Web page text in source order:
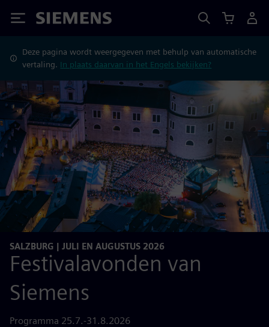
Siemens
Deze pagina wordt weergegeven met behulp van automatische
vertaling. In plaats daarvan in het Engels bekijken?
SALZBURG | JULI EN AUGUSTUS 2026
Festivalavonden van
Siemens
Programma 25.7.-31.8.2026